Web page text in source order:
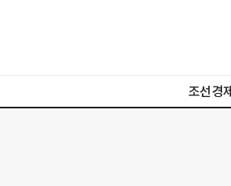
조선경